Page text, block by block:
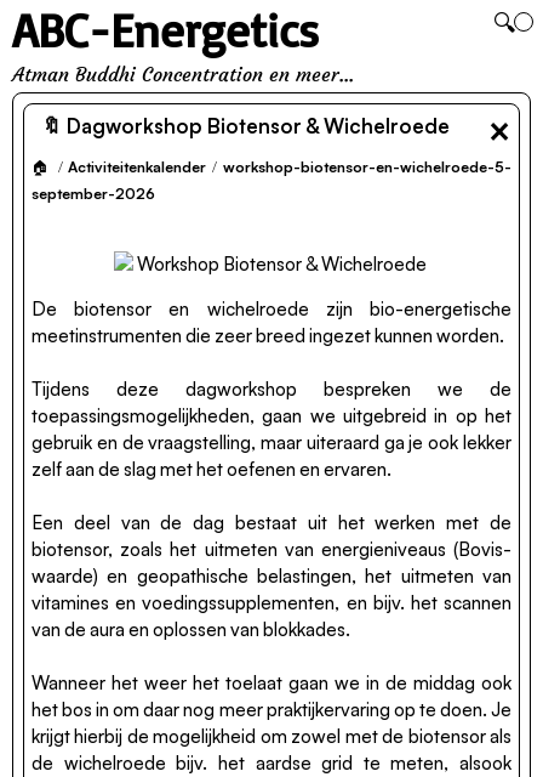
🔍
ABC-Energetics
Atman Buddhi Concentration en meer...
×
🔖 Dagworkshop Biotensor & Wichelroede
🏠 /Activiteitenkalender /workshop-biotensor-en-wichelroede-5-
september-2026
De biotensor en wichelroede zijn bio-energetische
meetinstrumenten die zeer breed ingezet kunnen worden.
Tijdens deze dagworkshop bespreken we de
toepassingsmogelijkheden, gaan we uitgebreid in op het
gebruik en de vraagstelling, maar uiteraard ga je ook lekker
zelf aan de slag met het oefenen en ervaren.
Een deel van de dag bestaat uit het werken met de
biotensor, zoals het uitmeten van energieniveaus (Bovis-
waarde) en geopathische belastingen, het uitmeten van
vitamines en voedingssupplementen, en bijv. het scannen
van de aura en oplossen van blokkades.
Wanneer het weer het toelaat gaan we in de middag ook
het bos in om daar nog meer praktijkervaring op te doen. Je
krijgt hierbij de mogelijkheid om zowel met de biotensor als
de wichelroede bijv. het aardse grid te meten, alsook